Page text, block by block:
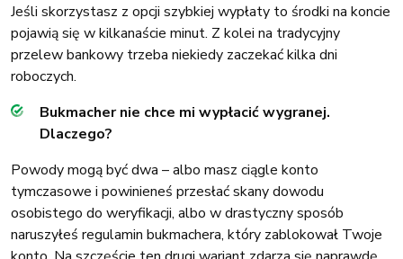
Jeśli skorzystasz z opcji szybkiej wypłaty to środki na koncie
pojawią się w kilkanaście minut. Z kolei na tradycyjny
przelew bankowy trzeba niekiedy zaczekać kilka dni
roboczych.
Bukmacher nie chce mi wypłacić wygranej.
Dlaczego?
Powody mogą być dwa – albo masz ciągle konto
tymczasowe i powinieneś przesłać skany dowodu
osobistego do weryfikacji, albo w drastyczny sposób
naruszyłeś regulamin bukmachera, który zablokował Twoje